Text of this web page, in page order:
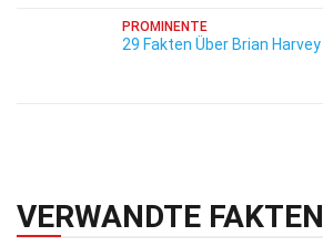
PROMINENTE
29 Fakten Über Brian Harvey
VERWANDTE FAKTEN